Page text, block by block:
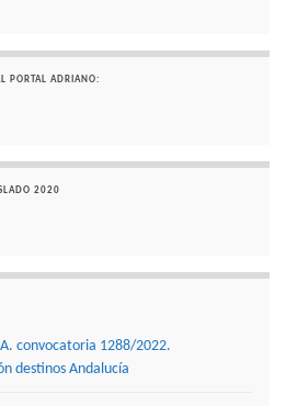
PORTAL ADRIANO:
2020
convocatoria 1288/2022.
destinos Andalucía